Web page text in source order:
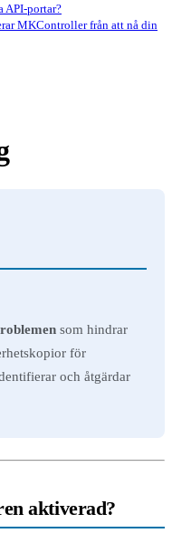
API-portar?
MKController från att nå din
som hindrar
för
och åtgärdar
aktiverad?